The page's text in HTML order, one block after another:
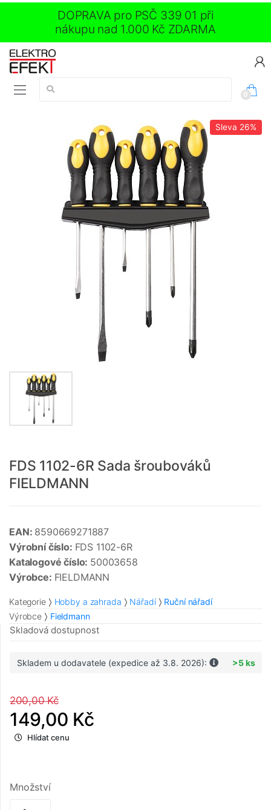
DOPRAVA pro PSČ 339 01 při
nákupu nad 1.000 Kč ZDARMA
Vyhledávání:
0
Sleva 26%
FDS 1102-6R Sada šroubováků
FIELDMANN
EAN: 8590669271887
Výrobní číslo: FDS 1102-6R
Katalogové číslo: 50003658
Výrobce: FIELDMANN
Kategorie Hobby a zahrada Nářadí
Ruční nářadí
Výrobce
Fieldmann
Skladová dostupnost
Skladem u dodavatele (expedice až 3.8. 2026): >5 ks
200,00 Kč
149,00 Kč
Hlídat cenu
Množství